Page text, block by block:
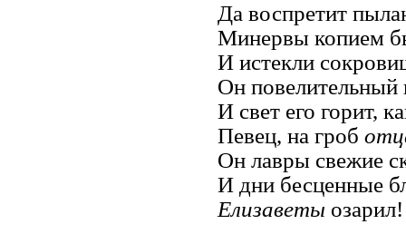
Да воспретит
Минервы копием
И истекли
Он повелительный
И свет его горит,
Певец, на гроб
Он лавры свежие
И дни бесценные
Елизаветы озарил!